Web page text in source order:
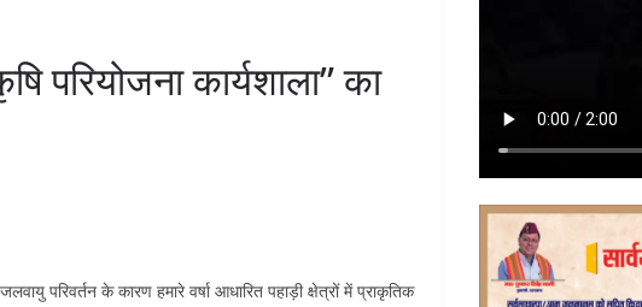
परियोजना कार्यशाला” का
परिवर्तन के कारण हमारे वर्षा आधारित पहाड़ी क्षेत्रों में प्राकृतिक